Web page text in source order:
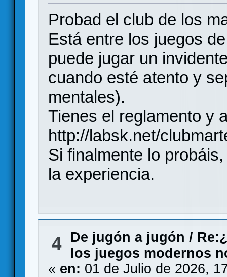
Probad el club de los
Está entre los juegos
puede jugar un
cuando esté atento y
mentales).
Tienes el reglamento y
http://labsk.net/
Si finalmente lo
la experiencia.
4 De jugón a jugón /
los juegos modernos
« en: 01 de Julio de 2026,